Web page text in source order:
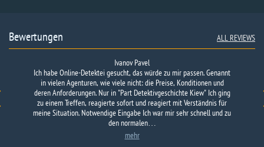
Bewertungen ALL REVIEWS
Ivanov Pavel
Ich habe Online-Detektei gesucht, das würde zu mir passen. Genannt
in vielen Agenturen, wie viele nicht: die Preise, Konditionen und
deren Anforderungen. Nur in "Part Detektivgeschichte Kiew" Ich ging
zu einem Treffen, reagierte sofort und reagiert mit Verständnis für
meine Situation. Notwendige Eingabe Ich war mir sehr schnell und zu
den normalen…
mehr